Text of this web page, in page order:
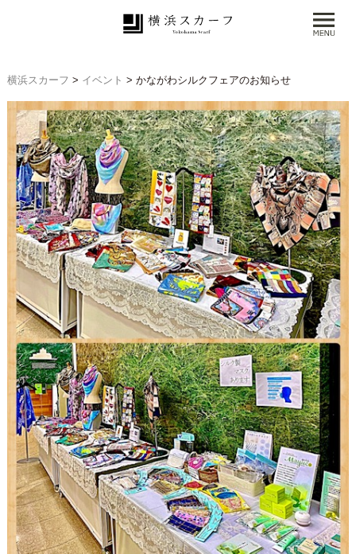
横浜スカーフ > イベント > かながわシルクフェアのお知らせ